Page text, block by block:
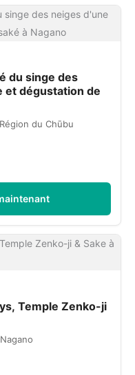
du singe des
et dégustation de
du Chūbu
Temple Zenko-ji